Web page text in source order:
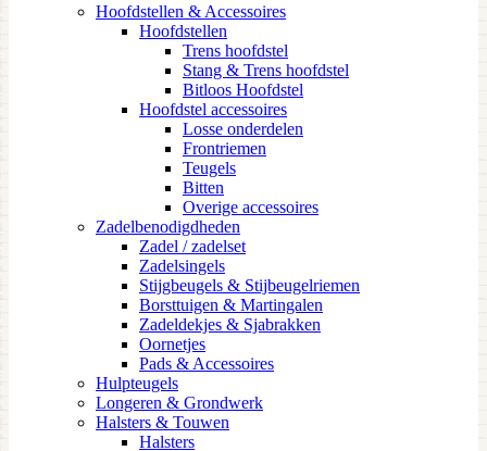
Hoofdstellen & Accessoires
Hoofdstellen
Trens hoofdstel
Stang & Trens hoofdstel
Bitloos Hoofdstel
Hoofdstel accessoires
Losse onderdelen
Frontriemen
Teugels
Bitten
Overige accessoires
Zadelbenodigdheden
Zadel / zadelset
Zadelsingels
Stijgbeugels & Stijbeugelriemen
Borsttuigen & Martingalen
Zadeldekjes & Sjabrakken
Oornetjes
Pads & Accessoires
Hulpteugels
Longeren & Grondwerk
Halsters & Touwen
Halsters